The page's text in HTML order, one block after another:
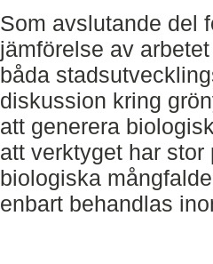
Som avslutande del
jämförelse av
båda
diskussion kring
att generera
att verktyget har
biologiska
enbart behandlas